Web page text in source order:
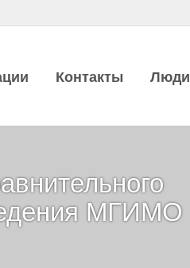
Контакты Люди
МГИМО